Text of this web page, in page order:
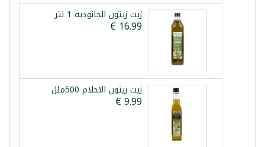
زيت زيتون الجانودية 1 لتر
زيت زيتون الاحلام 500ملل